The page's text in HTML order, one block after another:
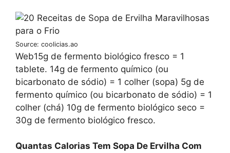
Source: coolicias.ao
Web15g de fermento biológico fresco = 1
tablete. 14g de fermento químico (ou
bicarbonato de sódio) = 1 colher (sopa) 5g de
fermento químico (ou bicarbonato de sódio) = 1
colher (chá) 10g de fermento biológico seco =
30g de fermento biológico fresco.
Quantas Calorias Tem Sopa De Ervilha Com